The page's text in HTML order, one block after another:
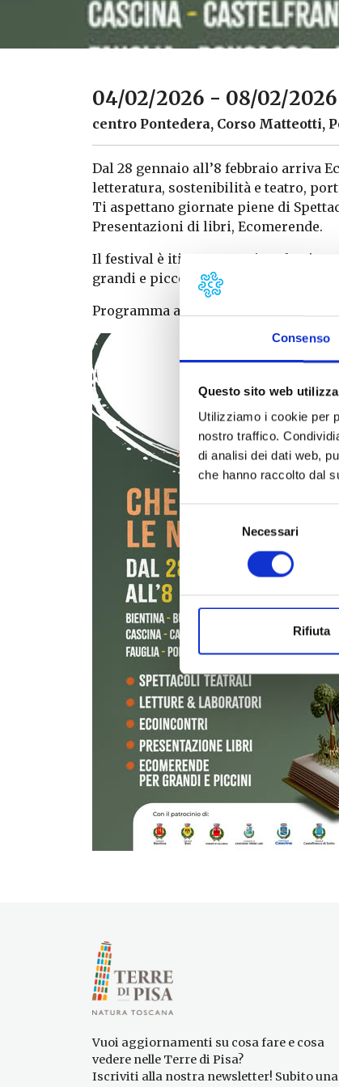
Consenso
Questo sito web
Utilizziamo i cookie per
nostro traffico.
di analisi dei dati web,
che hanno raccolto dal
consenso
Necessari
Rifiuta
04/02/2026 - 08/02/2026
centro Pontedera, Corso Matteotti,
Dal 28 gennaio all’8 febbraio arriva
letteratura, sostenibilità e teatro,
Ti aspettano giornate piene di
Presentazioni di libri, Ecomerende.
Il festival è itinerante e si svolge in
grandi e piccoli di giocare, imparare
Programma alla
Vuoi aggiornamenti su cosa fare e cosa
vedere nelle Terre di Pisa?
Iscriviti alla nostra newsletter! Subito una